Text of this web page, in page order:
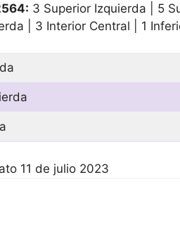
3 Superior Izquierda | 5
| 3 Interior Central | 1
11 de julio 2023